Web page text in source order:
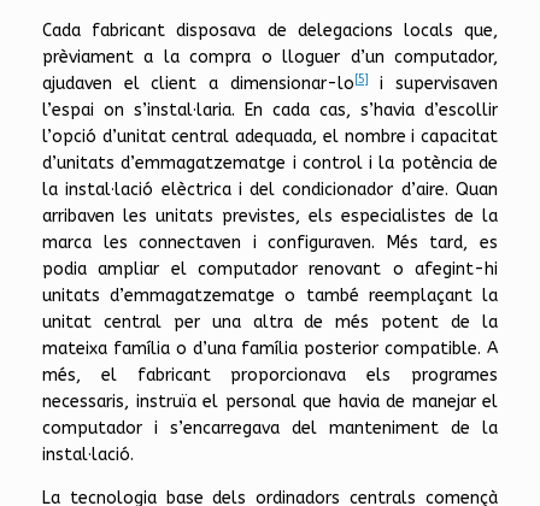
Cada fabricant disposava de delegacions locals que,
prèviament a la compra o lloguer d’un computador,
ajudaven el client a dimensionar-lo[5]
i supervisaven
l’espai on s’instal·laria. En cada cas, s’havia d’escollir
l’opció d’unitat central adequada, el nombre i capacitat
d’unitats d’emmagatzematge i control i la potència de
la instal·lació elèctrica i del condicionador d’aire. Quan
arribaven les unitats previstes, els especialistes de la
marca les connectaven i configuraven. Més tard, es
podia ampliar el computador renovant o afegint-hi
unitats d’emmagatzematge o també reemplaçant la
unitat central per una altra de més potent de la
mateixa família o d’una família posterior compatible. A
més, el fabricant proporcionava els programes
necessaris, instruïa el personal que havia de manejar el
computador i s’encarregava del manteniment de la
instal·lació.
La tecnologia base dels ordinadors centrals començà